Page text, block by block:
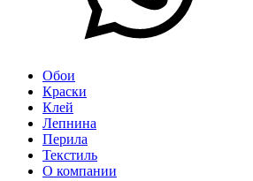
Обои
Краски
Клей
Лепнина
Перила
Текстиль
О компании